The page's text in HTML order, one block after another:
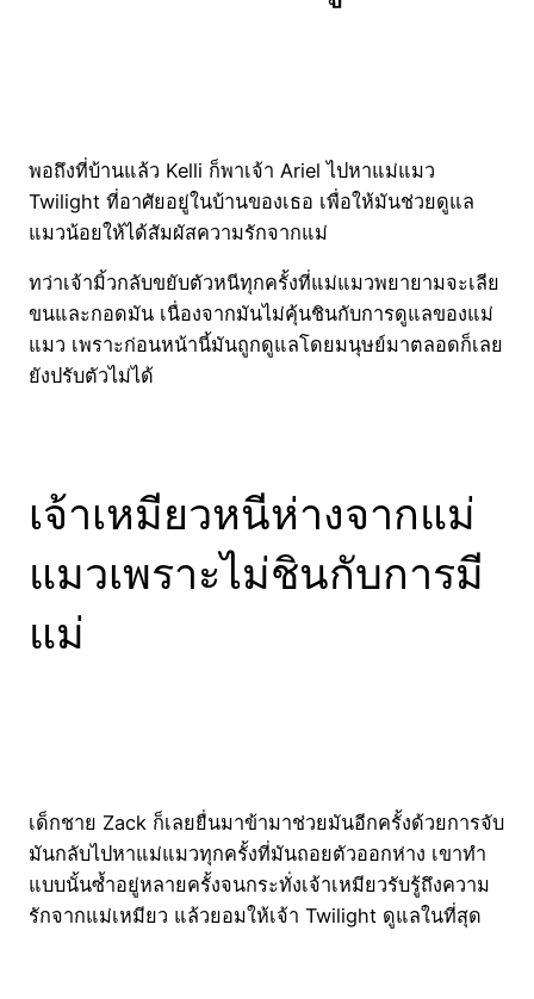
พอถึงที่บ้านแล้ว Kelli ก็พาเจ้า Ariel ไปหาแม่แมว
Twilight ที่อาศัยอยู่ในบ้านของเธอ เพื่อให้มันช่วยดูแล
แมวน้อยให้ได้สัมผัสความรักจากแม่
ทว่าเจ้ามิ้วกลับขยับตัวหนีทุกครั้งที่แม่แมวพยายามจะเลีย
ขนและกอดมัน เนื่องจากมันไม่คุ้นชินกับการดูแลของแม่
แมว เพราะก่อนหน้านี้มันถูกดูแลโดยมนุษย์มาตลอดก็เลย
ยังปรับตัวไม่ได้
เจ้าเหมียวหนีห่างจากแม่
แมวเพราะไม่ชินกับการมี
แม่
เด็กชาย Zack ก็เลยยื่นมาข้ามาช่วยมันอีกครั้งด้วยการจับ
มันกลับไปหาแม่แมวทุกครั้งที่มันถอยตัวออกห่าง เขาทำ
แบบนั้นซ้ำอยู่หลายครั้งจนกระทั่งเจ้าเหมียวรับรู้ถึงความ
รักจากแม่เหมียว แล้วยอมให้เจ้า Twilight ดูแลในที่สุด